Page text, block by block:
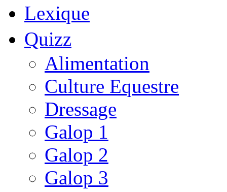
Lexique
Quizz
Alimentation
Culture Equestre
Dressage
Galop 1
Galop 2
Galop 3